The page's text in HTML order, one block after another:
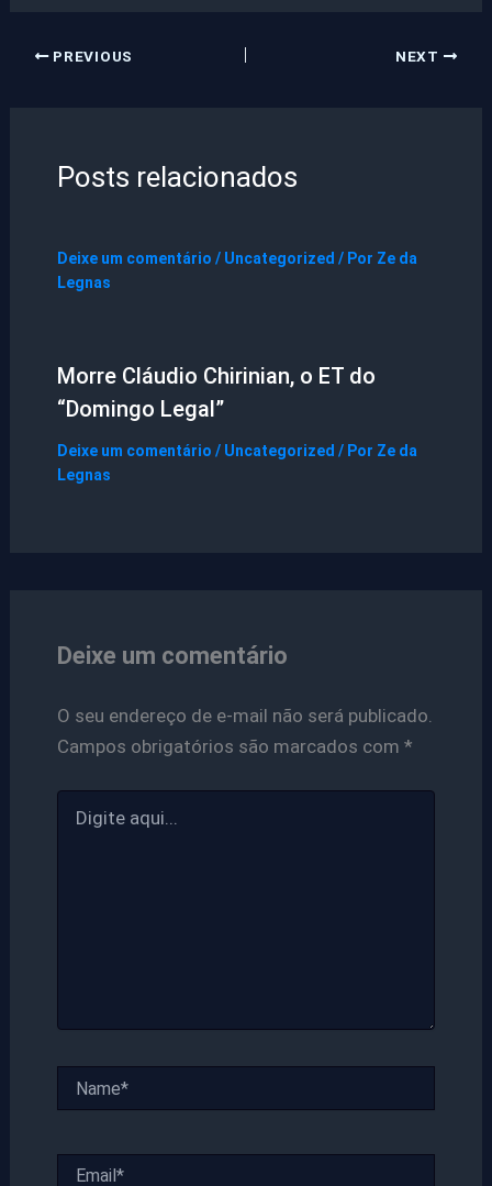
PREVIOUS NEXT
Posts relacionados
Deixe um comentário / Uncategorized / Por Ze da
Legnas
Morre Cláudio Chirinian, o ET do
“Domingo Legal”
Deixe um comentário / Uncategorized / Por Ze da
Legnas
Deixe um comentário
O seu endereço de e-mail não será publicado.
Campos obrigatórios são marcados com *
aqui...